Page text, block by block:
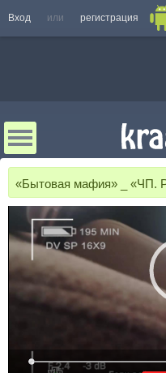
Вход или регистрация
«Бытовая мафия» _ «ЧП.